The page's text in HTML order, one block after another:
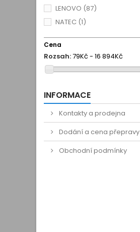
LENOVO (87)
NATEC (1)
Cena
Rozsah:79Kč - 16 894Kč
INFORMACE
Kontakty a prodejna
Dodání a cena přepravy
Obchodní podmínky